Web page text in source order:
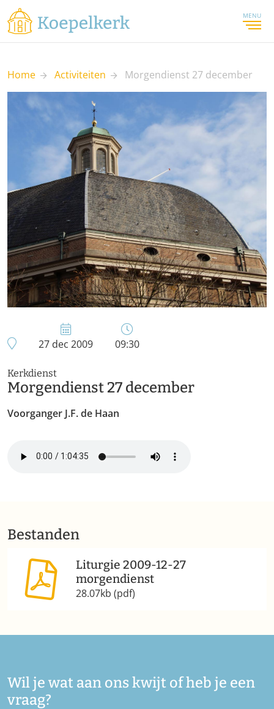
MENU
Home Activiteiten Morgendienst 27 december
27 dec 2009 09:30
Kerkdienst
Morgendienst 27 december
Voorganger J.F. de Haan
Bestanden
Liturgie 2009-12-27
morgendienst
28.07kb (pdf)
Wil je wat aan ons kwijt of heb je een
vraag?